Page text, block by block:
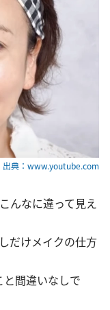
出典：www.youtube.com
んなに違って見え
だけメイクの仕方
間違いなしで